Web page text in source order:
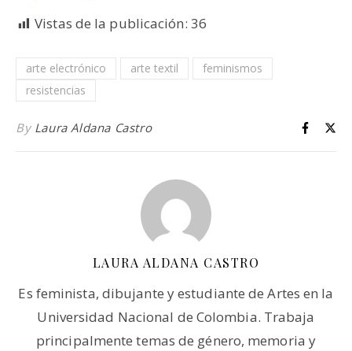
Vistas de la publicación: 36
arte electrónico arte textil
feminismos
resistencias
By Laura Aldana Castro
LAURA ALDANA CASTRO
Es feminista, dibujante y estudiante de Artes en la
Universidad Nacional de Colombia. Trabaja
principalmente temas de género, memoria y